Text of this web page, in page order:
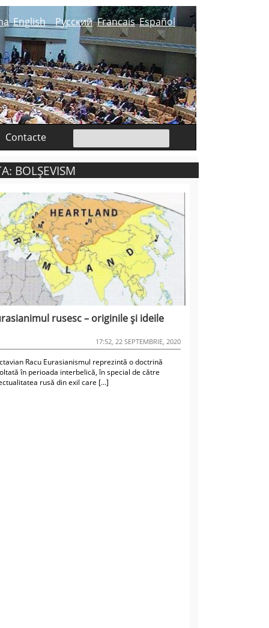
English Русский Francais Español
Contacte
BOLȘEVISM
rusesc – originile și ideile
17:52, 22 SEPTEMBRIE, 2020
Racu Eurasianismul reprezintă o doctrină
în perioada interbelică, în special de către
rusă din exil care […]